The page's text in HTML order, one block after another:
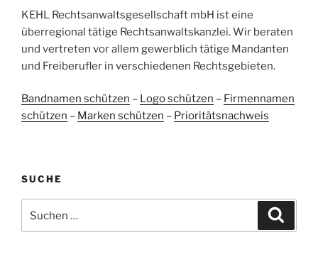
Bewertungen auf
ProvenExpert.com
Bewertungen von
2
anderen Quellen
Blick aufs ProvenExpert-Profil werfen
KEHL Rechtsanwaltsgesellschaft mbH ist eine
überregional tätige Rechtsanwaltskanzlei. Wir beraten
und vertreten vor allem gewerblich tätige Mandanten
und Freiberufler in verschiedenen Rechtsgebieten.
Bandnamen schützen – Logo schützen – Firmennamen
schützen – Marken schützen – Prioritätsnachweis
SUCHE
nach: